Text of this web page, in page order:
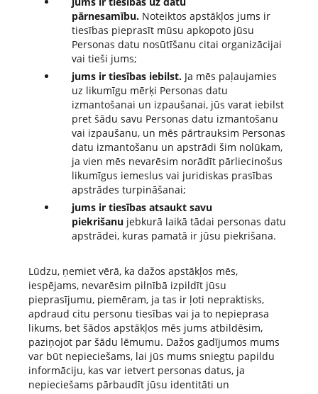
pārnesamību. Noteiktos apstākļos jums ir
tiesības pieprasīt mūsu apkopoto jūsu
Personas datu nosūtīšanu citai organizācijai
vai tieši jums;
jums ir tiesības iebilst. Ja mēs paļaujamies
uz likumīgu mērķi Personas datu
izmantošanai un izpaušanai, jūs varat iebilst
pret šādu savu Personas datu izmantošanu
vai izpaušanu, un mēs pārtrauksim Personas
datu izmantošanu un apstrādi šim nolūkam,
ja vien mēs nevarēsim norādīt pārliecinošus
likumīgus iemeslus vai juridiskas prasības
apstrādes turpināšanai;
jums ir tiesības atsaukt savu
piekrišanu jebkurā laikā tādai personas datu
apstrādei, kuras pamatā ir jūsu piekrišana.
Lūdzu, ņemiet vērā, ka dažos apstākļos mēs,
iespējams, nevarēsim pilnībā izpildīt jūsu
pieprasījumu, piemēram, ja tas ir ļoti nepraktisks,
apdraud citu personu tiesības vai ja to nepieprasa
likums, bet šādos apstākļos mēs jums atbildēsim,
paziņojot par šādu lēmumu. Dažos gadījumos mums
var būt nepieciešams, lai jūs mums sniegtu papildu
informāciju, kas var ietvert personas datus, ja
nepieciešams pārbaudīt jūsu identitāti un